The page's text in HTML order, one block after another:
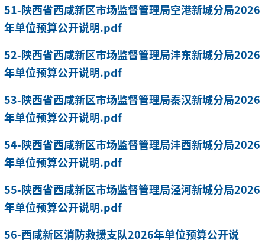
51-陕西省西咸新区市场监督管理局空港新城分局2026
年单位预算公开说明.pdf
52-陕西省西咸新区市场监督管理局沣东新城分局2026
年单位预算公开说明.pdf
53-陕西省西咸新区市场监督管理局秦汉新城分局2026
年单位预算公开说明.pdf
54-陕西省西咸新区市场监督管理局沣西新城分局2026
年单位预算公开说明.pdf
55-陕西省西咸新区市场监督管理局泾河新城分局2026
年单位预算公开说明.pdf
56-西咸新区消防救援支队2026年单位预算公开说